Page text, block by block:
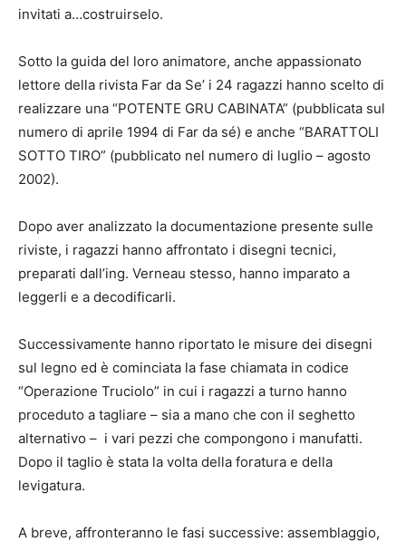
invitati a…costruirselo.
Sotto la guida del loro animatore, anche appassionato
lettore della rivista Far da Se’ i 24 ragazzi hanno scelto di
realizzare una “POTENTE GRU CABINATA” (pubblicata sul
numero di aprile 1994 di Far da sé) e anche “BARATTOLI
SOTTO TIRO” (pubblicato nel numero di luglio – agosto
2002).
Dopo aver analizzato la documentazione presente sulle
riviste, i ragazzi hanno affrontato i disegni tecnici,
preparati dall’ing. Verneau stesso, hanno imparato a
leggerli e a decodificarli.
Successivamente hanno riportato le misure dei disegni
sul legno ed è cominciata la fase chiamata in codice
“Operazione Truciolo” in cui i ragazzi a turno hanno
proceduto a tagliare – sia a mano che con il seghetto
alternativo – i vari pezzi che compongono i manufatti.
Dopo il taglio è stata la volta della foratura e della
levigatura.
A breve, affronteranno le fasi successive: assemblaggio,